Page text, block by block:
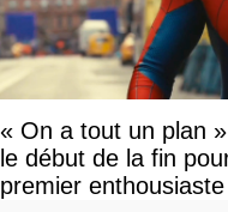
« On a tout un plan
le début de la fin
premier enthousiaste